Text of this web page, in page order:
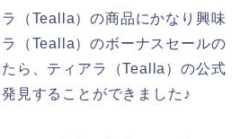
（Tealla）の商品にかなり興味
（Tealla）のボーナスセールの
ら、ティアラ（Tealla）の公式
見することができました♪